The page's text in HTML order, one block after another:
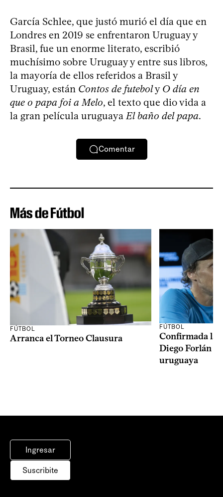
García Schlee, que justó murió el día que en
Londres en 2019 se enfrentaron Uruguay y
Brasil, fue un enorme literato, escribió
muchísimo sobre Uruguay y entre sus libros,
la mayoría de ellos referidos a Brasil y
Uruguay, están Contos de futeboly O día en
que o papa foi a Melo, el texto que dio vida a
la gran película uruguaya El baño del papa.
Comentar
Más de Fútbol
FÚTBOL
Arranca el Torneo Clausura
FÚTBOL
Confirmada la
Diego Forlán
uruguaya
Ingresar
Suscribite